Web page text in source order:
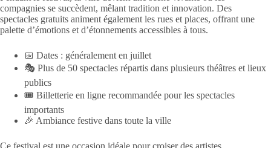
compagnies se succèdent, mêlant tradition et innovation. Des
spectacles gratuits animent également les rues et places, offrant une
palette d’émotions et d’étonnements accessibles à tous.
📅 Dates : généralement en juillet
🎭 Plus de 50 spectacles répartis dans plusieurs théâtres et lieux
publics
🎟️ Billetterie en ligne recommandée pour les spectacles
importants
🎉 Ambiance festive dans toute la ville
Ce festival est une occasion idéale pour croiser des artistes